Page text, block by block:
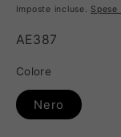
Imposte incluse. Spese
SKU:
AE387
Colore
Nero